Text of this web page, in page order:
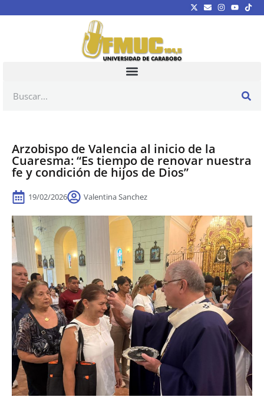
Arzobispo de Valencia al inicio de la
Cuaresma: “Es tiempo de renovar nuestra
fe y condición de hijos de Dios”
19/02/2026 Valentina Sanchez